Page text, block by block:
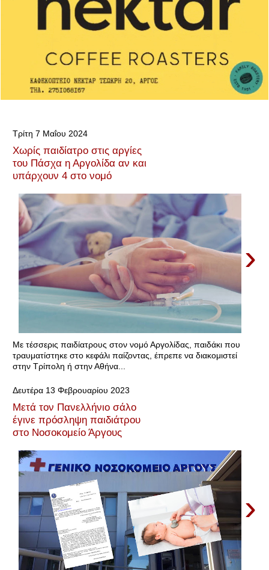
Τρίτη 7 Μαΐου 2024
Χωρίς παιδίατρο στις αργίες
του Πάσχα η Αργολίδα αν και
υπάρχουν 4 στο νομό
›
Με τέσσερις παιδίατρους στον νομό Αργολίδας, παιδάκι που
τραυματίστηκε στο κεφάλι παίζοντας, έπρεπε να διακομιστεί
στην Τρίπολη ή στην Αθήνα...
Δευτέρα 13 Φεβρουαρίου 2023
Μετά τον Πανελλήνιο σάλο
έγινε πρόσληψη παιδιάτρου
στο Νοσοκομείο Άργους
›